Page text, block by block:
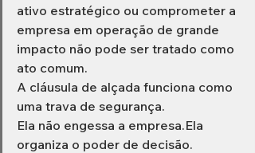
ativo estratégico ou comprometer a
empresa em operação de grande
impacto não pode ser tratado como
ato comum.
A cláusula de alçada funciona como
uma trava de segurança.
Ela não engessa a empresa.Ela
organiza o poder de decisão.